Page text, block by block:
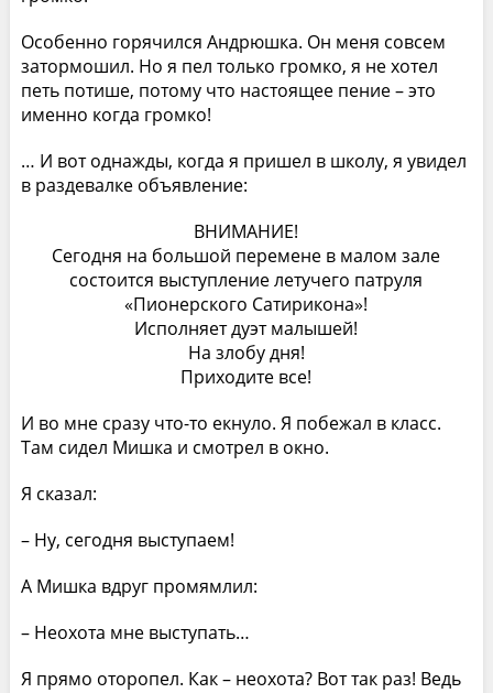
Особенно горячился Андрюшка. Он меня совсем
затормошил. Но я пел только громко, я не хотел
петь потише, потому что настоящее пение – это
именно когда громко!
… И вот однажды, когда я пришел в школу, я увидел
в раздевалке объявление:
ВНИМАНИЕ!
Сегодня на большой перемене в малом зале
состоится выступление летучего патруля
«Пионерского Сатирикона»!
Исполняет дуэт малышей!
На злобу дня!
Приходите все!
И во мне сразу что-то екнуло. Я побежал в класс.
Там сидел Мишка и смотрел в окно.
Я сказал:
– Ну, сегодня выступаем!
А Мишка вдруг промямлил:
– Неохота мне выступать…
Я прямо оторопел. Как – неохота? Вот так раз! Ведь